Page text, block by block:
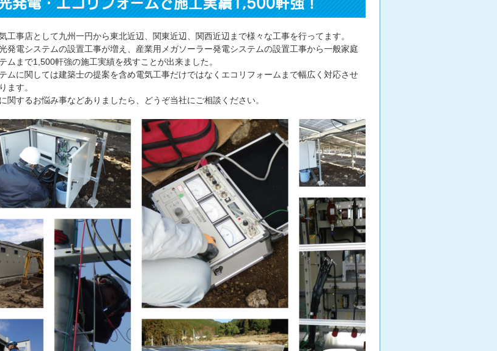
工事店として九州一円から東北近辺、関東近辺、関西近辺まで様々な工事を行ってます。
発電システムの設置工事が増え、産業用メガソーラー発電システムの設置工事から一般家庭
ムまで1,500軒強の施工実績を残すことが出来ました。
ムに関しては建築士の提案を含め電気工事だけではなくエコリフォームまで幅広く対応させ
ます。
関するお悩み事などありましたら、どうぞ当社にご相談ください。